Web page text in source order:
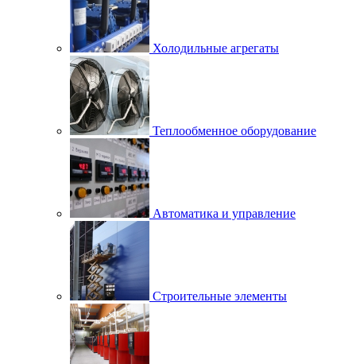
Холодильные агрегаты
Теплообменное оборудование
Автоматика и управление
Строительные элементы